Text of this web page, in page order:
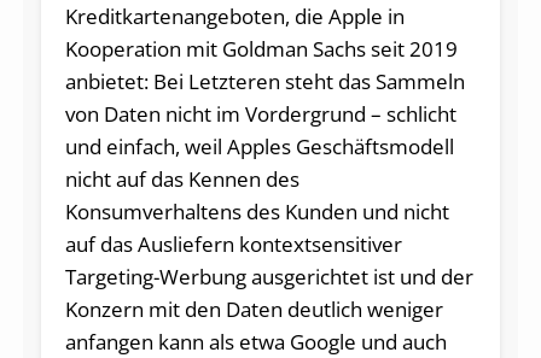
Kreditkartenangeboten, die Apple in
Kooperation mit Goldman Sachs seit 2019
anbietet: Bei Letzteren steht das Sammeln
von Daten nicht im Vordergrund – schlicht
und einfach, weil Apples Geschäftsmodell
nicht auf das Kennen des
Konsumverhaltens des Kunden und nicht
auf das Ausliefern kontextsensitiver
Targeting-Werbung ausgerichtet ist und der
Konzern mit den Daten deutlich weniger
anfangen kann als etwa Google und auch